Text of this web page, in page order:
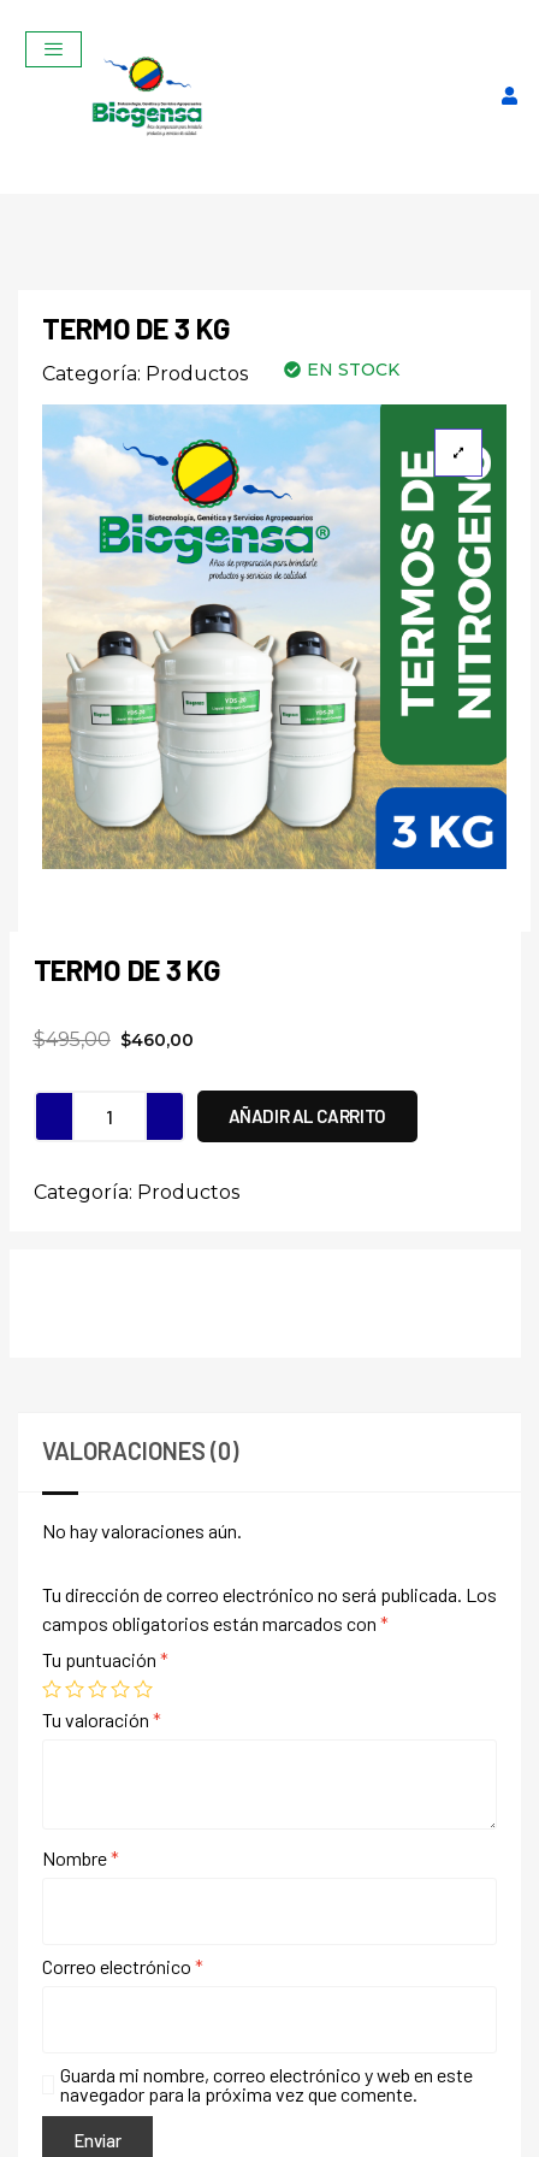
TERMO DE 3 KG
Categoría: Productos EN STOCK
TERMO DE 3 KG
$495,00 $460,00
AÑADIR AL CARRITO
Categoría: Productos
VALORACIONES (0)
No hay valoraciones aún.
Tu dirección de correo electrónico no será publicada. Los
campos obligatorios están marcados con *
Tu puntuación *
Tu valoración *
Nombre*
Correo electrónico *
Guarda mi nombre, correo electrónico y web en este
navegador para la próxima vez que comente.
Curso Teórico-Práctico De
Inseminación Artificial En
Bovinos Noviembre 2025
$
320,00 + ADD